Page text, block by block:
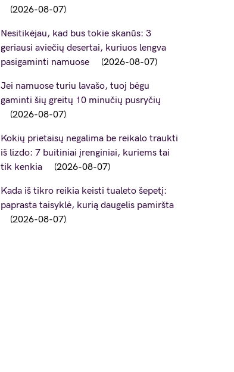
2026-08-07
Nesitikėjau, kad bus tokie skanūs: 3
geriausi aviečių desertai, kuriuos lengva
pasigaminti namuose
2026-08-07
Jei namuose turiu lavašo, tuoj bėgu
gaminti šių greitų 10 minučių pusryčių
2026-08-07
Kokių prietaisų negalima be reikalo traukti
iš lizdo: 7 buitiniai įrenginiai, kuriems tai
tik kenkia
2026-08-07
Kada iš tikro reikia keisti tualeto šepetį:
paprasta taisyklė, kurią daugelis pamiršta
2026-08-07